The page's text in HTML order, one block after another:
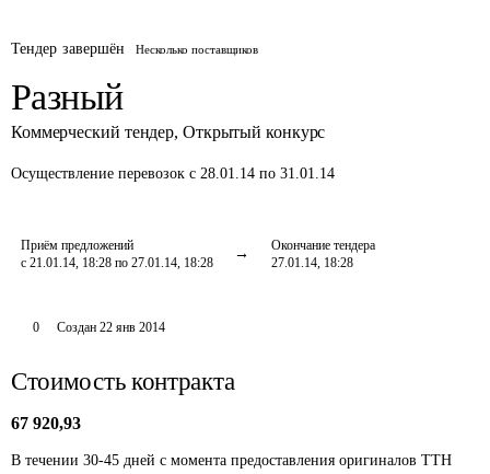
Тендер завершён Несколько поставщиков
Разный
Коммерческий тендер, Открытый конкурс
Осуществление перевозок с 28.01.14 по 31.01.14
Приём предложений
с 21.01.14, 18:28 по 27.01.14, 18:28
Окончание тендера
27.01.14, 18:28
0 Создан 22 янв 2014
Стоимость контракта
67 920,93
В течении 30-45 дней с момента предоставления оригиналов ТТН